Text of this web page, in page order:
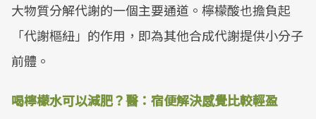
大物質分解代謝的一個主要通道。檸檬酸也擔負起
「代謝樞紐」的作用，即為其他合成代謝提供小分子
前體。
喝檸檬水可以減肥？醫：宿便解決感覺比較輕盈